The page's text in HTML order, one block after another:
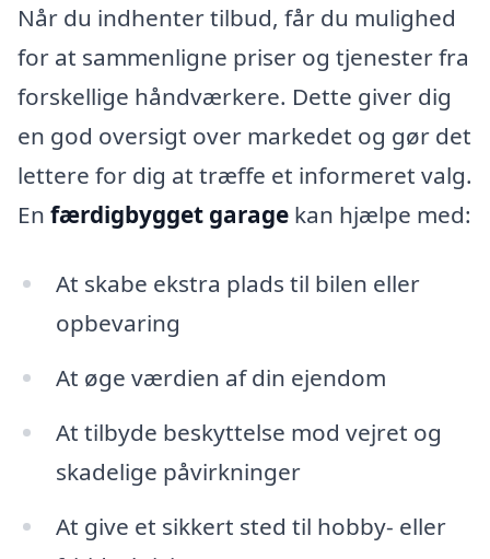
Når du indhenter tilbud, får du mulighed
for at sammenligne priser og tjenester fra
forskellige håndværkere. Dette giver dig
en god oversigt over markedet og gør det
lettere for dig at træffe et informeret valg.
En færdigbygget garage kan hjælpe med:
At skabe ekstra plads til bilen eller
opbevaring
At øge værdien af din ejendom
At tilbyde beskyttelse mod vejret og
skadelige påvirkninger
At give et sikkert sted til hobby- eller